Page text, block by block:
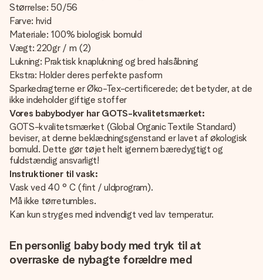
Størrelse: 50/56
Farve: hvid
Materiale: 100% biologisk bomuld
Vægt: 220gr / m (2)
Lukning: Praktisk knaplukning og bred halsåbning
Ekstra: Holder deres perfekte pasform
Sparkedragterne er Øko-Tex-certificerede; det betyder, at de
ikke indeholder giftige stoffer
Vores babybodyer har GOTS-kvalitetsmærket:
GOTS-kvalitetsmærket (Global Organic Textile Standard)
beviser, at denne beklædningsgenstand er lavet af økologisk
bomuld. Dette gør tøjet helt igennem bæredygtigt og
fuldstændig ansvarligt!
Instruktioner til vask:
Vask ved 40 ° C (fint / uldprogram).
Må ikke tørretumbles.
Kan kun stryges med indvendigt ved lav temperatur.
En personlig baby body med tryk til at
overraske de nybagte forældre med